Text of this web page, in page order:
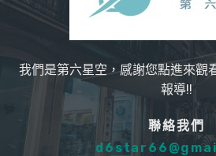
我們是第六星空，感謝您點進來觀
報導!!
聯絡我們